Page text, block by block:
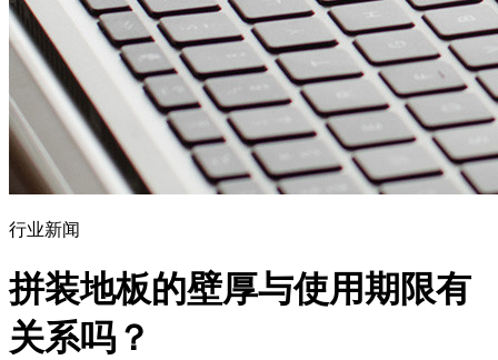
行业新闻
拼装地板的壁厚与使用期限有
关系吗？